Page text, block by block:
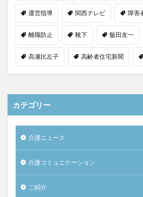
運営指導 関西テレビ 障害
離職防止 靴下 飯田友一
高瀬比左子 高齢者住宅新聞
カテゴリー
介護ニュース
介護コミュニケーション
ご紹介